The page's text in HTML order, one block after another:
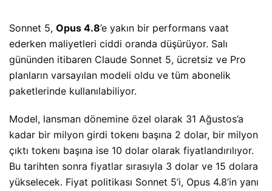
Sonnet 5, Opus 4.8’e yakın bir performans vaat
ederken maliyetleri ciddi oranda düşürüyor. Salı
gününden itibaren Claude Sonnet 5, ücretsiz ve Pro
planların varsayılan modeli oldu ve tüm abonelik
paketlerinde kullanılabiliyor.
Model, lansman dönemine özel olarak 31 Ağustos’a
kadar bir milyon girdi tokenı başına 2 dolar, bir milyon
çıktı tokenı başına ise 10 dolar olarak fiyatlandırılıyor.
Bu tarihten sonra fiyatlar sırasıyla 3 dolar ve 15 dolara
yükselecek. Fiyat politikası Sonnet 5’i, Opus 4.8’in yanı